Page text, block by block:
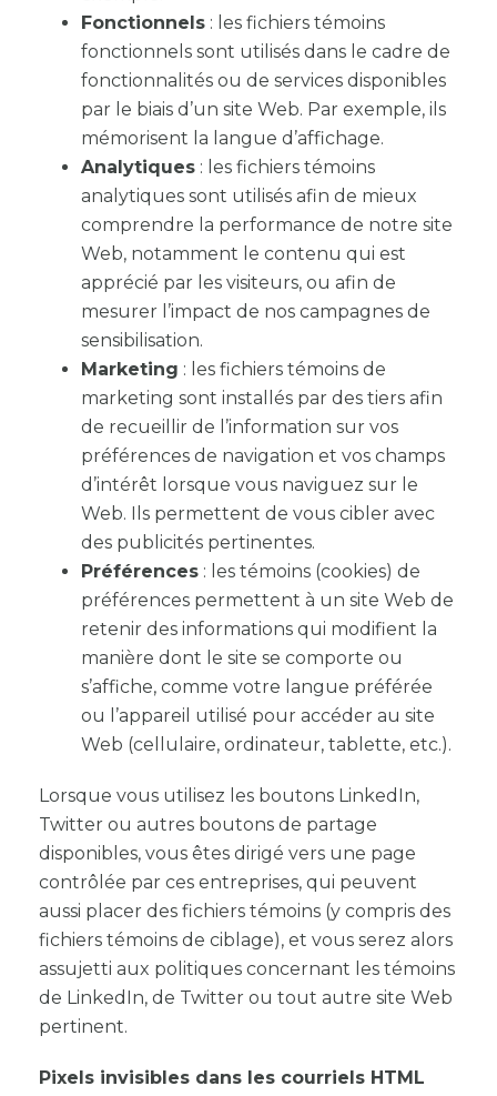
Fonctionnels: les fichiers témoins
fonctionnels sont utilisés dans le cadre de
fonctionnalités ou de services disponibles
par le biais d’un site Web. Par exemple, ils
mémorisent la langue d’affichage.
Analytiques: les fichiers témoins
analytiques sont utilisés afin de mieux
comprendre la performance de notre site
Web, notamment le contenu qui est
apprécié par les visiteurs, ou afin de
mesurer l’impact de nos campagnes de
sensibilisation.
Marketing : les fichiers témoins de
marketing sont installés par des tiers afin
de recueillir de l’information sur vos
préférences de navigation et vos champs
d’intérêt lorsque vous naviguez sur le
Web. Ils permettent de vous cibler avec
des publicités pertinentes.
Préférences: les témoins (cookies) de
préférences permettent à un site Web de
retenir des informations qui modifient la
manière dont le site se comporte ou
s’affiche, comme votre langue préférée
ou l’appareil utilisé pour accéder au site
Web (cellulaire, ordinateur, tablette, etc.).
Lorsque vous utilisez les boutons LinkedIn,
Twitter ou autres boutons de partage
disponibles, vous êtes dirigé vers une page
contrôlée par ces entreprises, qui peuvent
aussi placer des fichiers témoins (y compris des
fichiers témoins de ciblage), et vous serez alors
assujetti aux politiques concernant les témoins
de LinkedIn, de Twitter ou tout autre site Web
pertinent.
Pixels invisibles dans les courriels HTML